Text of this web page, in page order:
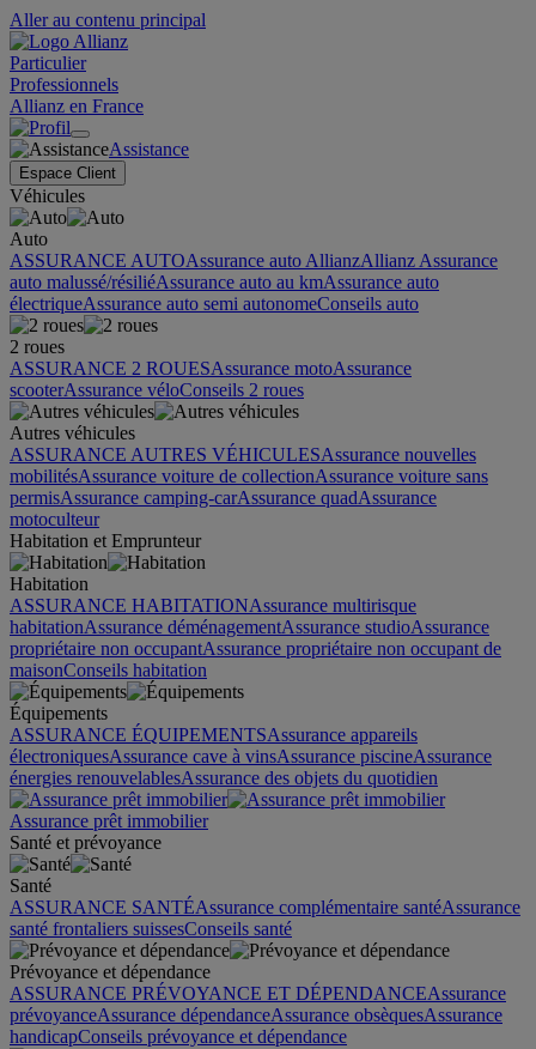
Aller au contenu principal
Particulier
Professionnels
Allianz en France
Assistance
Espace Client
Véhicules
Auto
ASSURANCE AUTOAssurance auto AllianzAllianz Assurance
auto malussé/résiliéAssurance auto au kmAssurance auto
électriqueAssurance auto semi autonomeConseils auto
2 roues
ASSURANCE 2 ROUESAssurance motoAssurance
scooterAssurance véloConseils 2 roues
Autres véhicules
ASSURANCE AUTRES VÉHICULESAssurance nouvelles
mobilitésAssurance voiture de collectionAssurance voiture sans
permisAssurance camping-carAssurance quadAssurance
motoculteur
Habitation et Emprunteur
Habitation
ASSURANCE HABITATIONAssurance multirisque
habitationAssurance déménagementAssurance studioAssurance
propriétaire non occupantAssurance propriétaire non occupant de
maisonConseils habitation
Équipements
ASSURANCE ÉQUIPEMENTSAssurance appareils
électroniquesAssurance cave à vinsAssurance piscineAssurance
énergies renouvelablesAssurance des objets du quotidien
Assurance prêt immobilier
Santé et prévoyance
Santé
ASSURANCE SANTÉAssurance complémentaire santéAssurance
santé frontaliers suissesConseils santé
Prévoyance et dépendance
ASSURANCE PRÉVOYANCE ET DÉPENDANCEAssurance
prévoyanceAssurance dépendanceAssurance obsèquesAssurance
handicapConseils prévoyance et dépendance